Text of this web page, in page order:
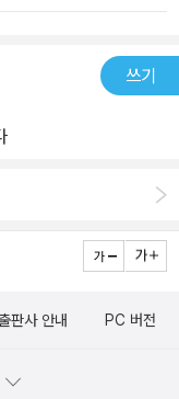
다 서로에게 위로를
되는지가 더 궁금해
있을까? 라는 궁금증
어가고 있어 그럭저
소설이었다. 평범하다
거나
쓰기
출판사 안내 PC 버전